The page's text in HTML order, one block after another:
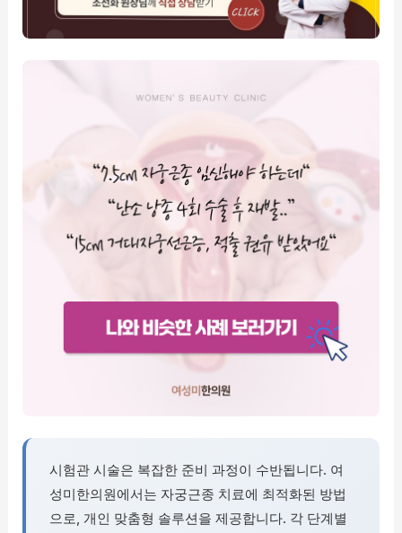
시험관 시술은 복잡한 준비 과정이 수반됩니다. 여
성미한의원에서는 자궁근종 치료에 최적화된 방법
으로, 개인 맞춤형 솔루션을 제공합니다. 각 단계별